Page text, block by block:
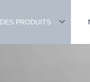
DES PRODUITS